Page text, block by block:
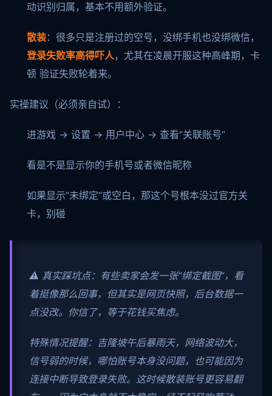
动识别归属，基本不用额外验证。
散装：很多只是注册过的空号，没绑手机也没绑微信，
登录失败率高得吓人，尤其在凌晨开服这种高峰期，卡
顿 验证失败轮着来。
实操建议（必须亲自试）：
进游戏 → 设置 → 用户中心 → 查看“关联账号”
看是不是显示你的手机号或者微信昵称
如果显示“未绑定”或空白，那这个号根本没过官方关
卡，别碰
⚠️ 真实踩坑点：有些卖家会发一张“绑定截图”，看
着挺像那么回事，但其实是网页快照，后台数据一
点没改。你信了，等于花钱买焦虑。
特殊情况提醒：吉隆坡午后暴雨天，网络波动大，
信号弱的时候，哪怕账号本身没问题，也可能因为
连接中断导致登录失败。这时候散装账号更容易翻